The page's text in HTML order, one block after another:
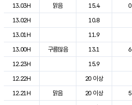
13.03H
맑음 15.4 0
13.02H
10.8
13.01H
11.9
13.00H
구름많음 13.1 6
12.23H
15.9
12.22H
20 이상
12.21H
맑음 20 이상 5